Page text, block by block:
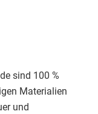
sind 100 %
Materialien
und